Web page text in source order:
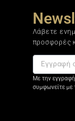
Λάβετε
προσφορές
Με την
συμφωνείτε με